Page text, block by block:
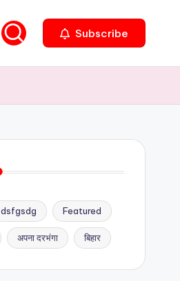
Subscribe
dsfgsdg Featured
अपना दरभंगा बिहार